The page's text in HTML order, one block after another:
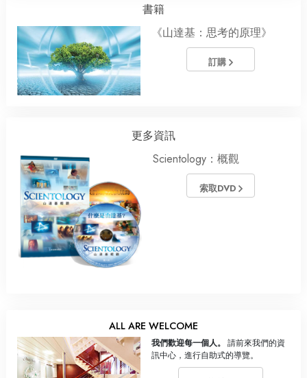
書籍
《山達基：思考的原理》
訂購
更多資訊
Scientology：概觀
索取DVD
ALL ARE WELCOME
我們歡迎每一個人。 請前來我們的資
訊中心，進行自助式的導覽。